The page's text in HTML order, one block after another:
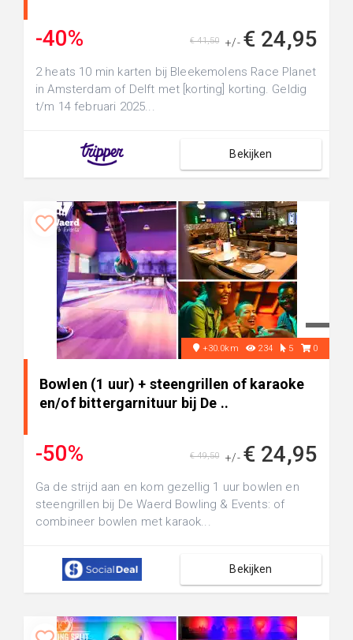
-40% +/- € 24,95
€ 41,50
2 heats 10 min karten bij Bleekemolens Race Planet
in Amsterdam of Delft met [korting] korting. Geldig
t/m 14 februari 2025...
Bekijken
+30.0km 234 5 0
Bowlen (1 uur) + steengrillen of karaoke
en/of bittergarnituur bij De ..
-50% +/- € 24,95
€ 49,50
Ga de strijd aan en kom gezellig 1 uur bowlen en
steengrillen bij De Waerd Bowling & Events: of
combineer bowlen met karaok...
Bekijken